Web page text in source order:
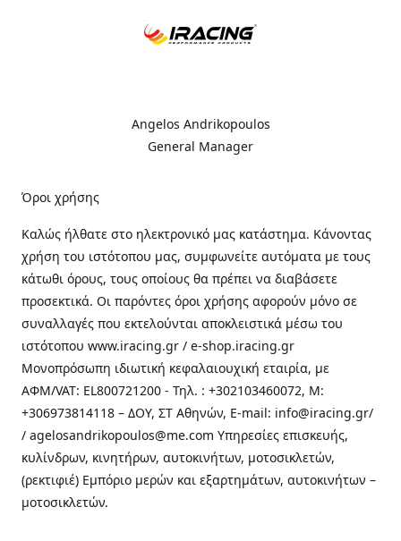
Angelos Andrikopoulos
General Manager
Όροι χρήσης
Καλώς ήλθατε στo ηλεκτρονικό μας κατάστημα. Κάνοντας
χρήση του ιστότοπου μας, συμφωνείτε αυτόματα με τους
κάτωθι όρους, τους οποίους θα πρέπει να διαβάσετε
προσεκτικά. Οι παρόντες όροι χρήσης αφορούν μόνο σε
συναλλαγές που εκτελούνται αποκλειστικά μέσω του
ιστότοπου www.iracing.gr / e-shop.iracing.gr
Μονοπρόσωπη ιδιωτική κεφαλαιουχική εταιρία, με
ΑΦΜ/VAT: EL800721200 - Τηλ. : +302103460072, M:
+306973814118 – ΔΟΥ, ΣΤ Αθηνών, E-mail: info@iracing.gr/
/ agelosandrikopoulos@me.com Υπηρεσίες επισκευής,
κυλίνδρων, κινητήρων, αυτοκινήτων, μοτοσικλετών,
(ρεκτιφιέ) Εμπόριο μερών και εξαρτημάτων, αυτοκινήτων –
μοτοσικλετών.